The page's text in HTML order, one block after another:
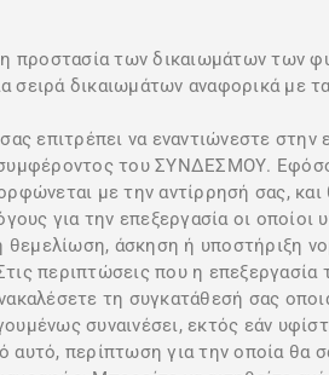
η προστασία των δικαιωμάτων
δικαιωμάτων αναφορικά με
επιτρέπει να εναντιώνεστε
συμφέροντος του ΣΥΝΔΕΣΜΟΥ.
με την αντίρρησή σας,
για την επεξεργασία οι
θεμελίωση, άσκηση ή
περιπτώσεις που η
τη συγκατάθεσή σας
συναινέσει, εκτός εάν
αυτό, περίπτωση για την οποία θα